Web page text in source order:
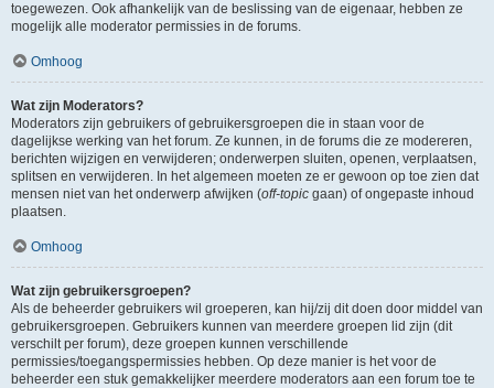
toegewezen. Ook afhankelijk van de beslissing van de eigenaar, hebben ze
mogelijk alle moderator permissies in de forums.
Omhoog
Wat zijn Moderators?
Moderators zijn gebruikers of gebruikersgroepen die in staan voor de
dagelijkse werking van het forum. Ze kunnen, in de forums die ze modereren,
berichten wijzigen en verwijderen; onderwerpen sluiten, openen, verplaatsen,
splitsen en verwijderen. In het algemeen moeten ze er gewoon op toe zien dat
mensen niet van het onderwerp afwijken (off-topic gaan) of ongepaste inhoud
plaatsen.
Omhoog
Wat zijn gebruikersgroepen?
Als de beheerder gebruikers wil groeperen, kan hij/zij dit doen door middel van
gebruikersgroepen. Gebruikers kunnen van meerdere groepen lid zijn (dit
verschilt per forum), deze groepen kunnen verschillende
permissies/toegangspermissies hebben. Op deze manier is het voor de
beheerder een stuk gemakkelijker meerdere moderators aan een forum toe te